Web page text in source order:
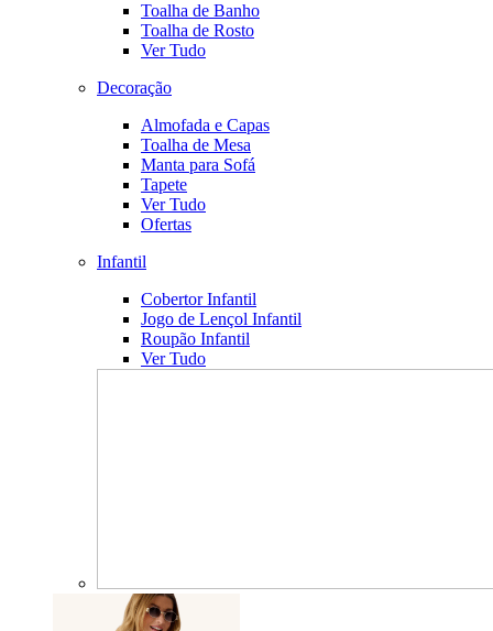
Toalha de Banho
Toalha de Rosto
Ver Tudo
Decoração
Almofada e Capas
Toalha de Mesa
Manta para Sofá
Tapete
Ver Tudo
Ofertas
Infantil
Cobertor Infantil
Jogo de Lençol Infantil
Roupão Infantil
Ver Tudo